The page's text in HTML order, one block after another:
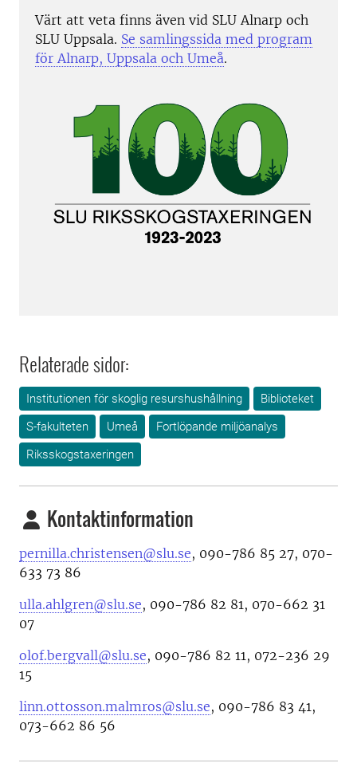
Värt att veta finns även vid SLU Alnarp och
SLU Uppsala. Se samlingssida med program
för Alnarp, Uppsala och Umeå.
Relaterade sidor:
Institutionen för skoglig resurshushållning
Biblioteket
S-fakulteten
Umeå
Fortlöpande miljöanalys
Riksskogstaxeringen
Kontaktinformation
pernilla.christensen@slu.se, 090-786 85 27, 070-
633 73 86
ulla.ahlgren@slu.se, 090-786 82 81, 070-662 31
07
olof.bergvall@slu.se, 090-786 82 11, 072-236 29
15
linn.ottosson.malmros@slu.se, 090-786 83 41,
073-662 86 56